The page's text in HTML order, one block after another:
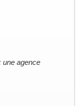
une agence